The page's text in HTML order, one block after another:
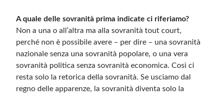
A quale delle sovranità prima indicate ci riferiamo?
Non a una o all’altra ma alla sovranità tout court,
perché non è possibile avere – per dire – una sovranità
nazionale senza una sovranità popolare, o una vera
sovranità politica senza sovranità economica. Così ci
resta solo la retorica della sovranità. Se usciamo dal
regno delle apparenze, la sovranità diventa solo la